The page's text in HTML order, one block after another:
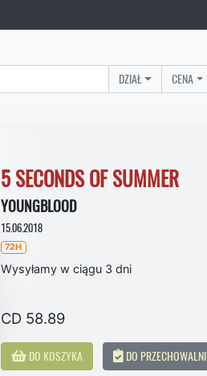
DZIAŁ CENA
5 SECONDS OF SUMMER
YOUNGBLOOD
15.06.2018
72H
Wysyłamy w ciągu 3 dni
CD 58.89
DO KOSZYKA DO PRZECHOWALNI